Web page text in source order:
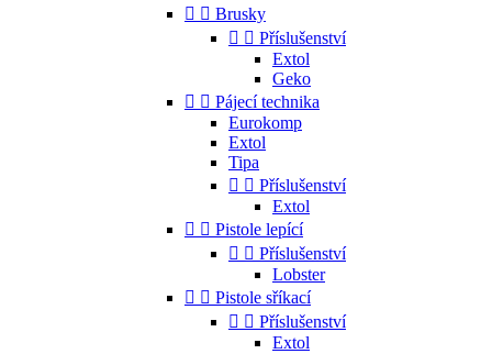
  Brusky
  Příslušenství
Extol
Geko
  Pájecí technika
Eurokomp
Extol
Tipa
  Příslušenství
Extol
  Pistole lepící
  Příslušenství
Lobster
  Pistole sříkací
  Příslušenství
Extol